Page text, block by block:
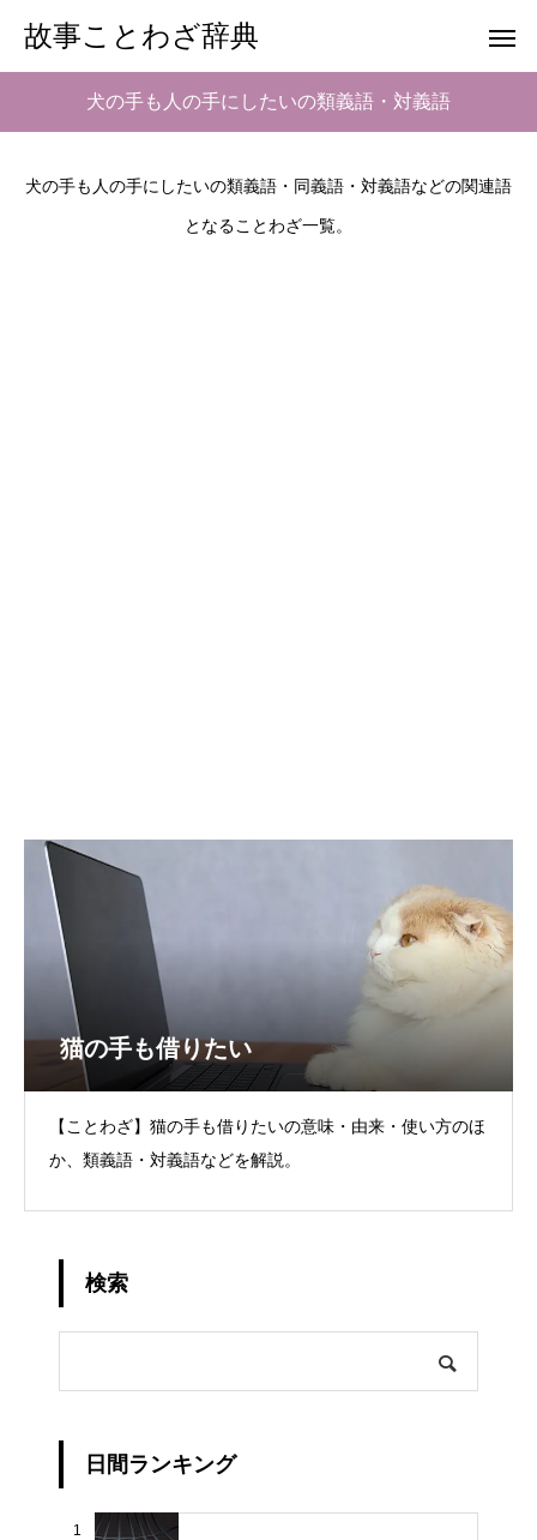
故事ことわざ辞典
犬の手も人の手にしたいの類義語・対義語
犬の手も人の手にしたいの類義語・同義語・対義語などの関連語
となることわざ一覧。
猫の手も借りたい
【ことわざ】猫の手も借りたいの意味・由来・使い方のほ
か、類義語・対義語などを解説。
検索
日間ランキング
1